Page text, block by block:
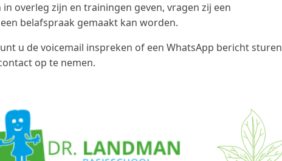
overleg zijn en trainingen geven, vragen zij een
belafspraak gemaakt kan worden.
u de voicemail inspreken of een WhatsApp bericht sturen
op te nemen.